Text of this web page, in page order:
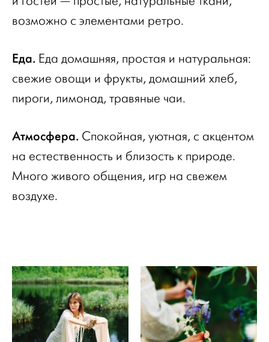
возможно с элементами ретро.
Еда. Еда домашняя, простая и натуральная:
свежие овощи и фрукты, домашний хлеб,
пироги, лимонад, травяные чаи.
Атмосфера. Спокойная, уютная, с акцентом
на естественность и близость к природе.
Много живого общения, игр на свежем
воздухе.